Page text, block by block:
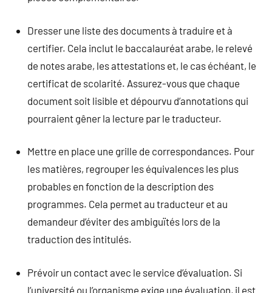
Dresser une liste des documents à traduire et à
certifier. Cela inclut le baccalauréat arabe, le relevé
de notes arabe, les attestations et, le cas échéant, le
certificat de scolarité. Assurez-vous que chaque
document soit lisible et dépourvu d’annotations qui
pourraient gêner la lecture par le traducteur.
Mettre en place une grille de correspondances. Pour
les matières, regrouper les équivalences les plus
probables en fonction de la description des
programmes. Cela permet au traducteur et au
demandeur d’éviter des ambiguïtés lors de la
traduction des intitulés.
Prévoir un contact avec le service d’évaluation. Si
l’université ou l’organisme exige une évaluation, il est